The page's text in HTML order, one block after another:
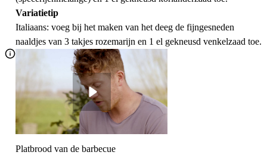
Variatietip
Italiaans: voeg bij het maken van het deeg de fijngesneden
naaldjes van 3 takjes rozemarijn en 1 el gekneusd venkelzaad toe.
Platbrood van de barbecue